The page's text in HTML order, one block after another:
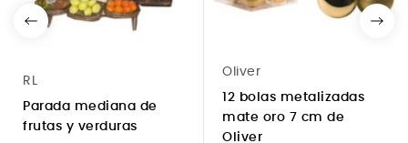
RL
Parada mediana de
frutas y verduras
Oliver
12 bolas metalizadas
mate oro 7 cm de
Oliver